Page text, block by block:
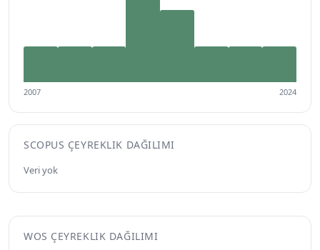
2007 2024
SCOPUS ÇEYREKLIK DAĞILIMI
Veri yok
WOS ÇEYREKLIK DAĞILIMI